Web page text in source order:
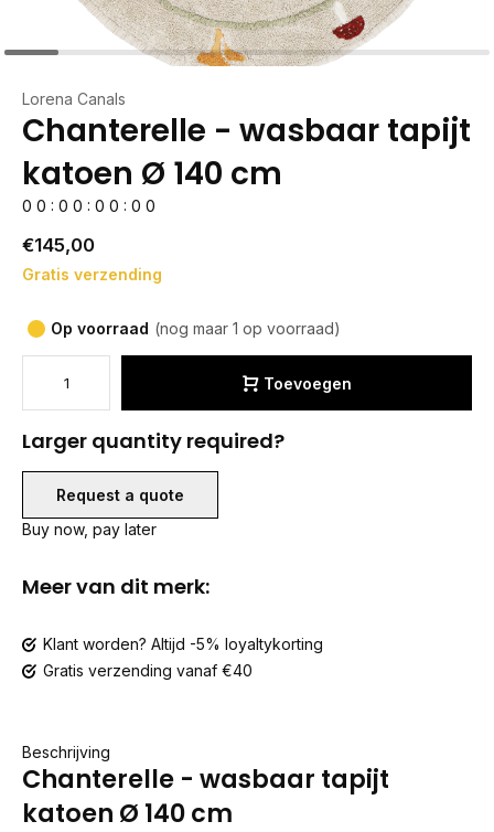
Lorena Canals
Chanterelle - wasbaar tapijt
katoen Ø 140 cm
0 0 : 0 0 : 0 0 : 0 0
€145,00
Gratis verzending
Op voorraad (nog maar 1 op voorraad)
Toevoegen
Larger quantity required?
Request a quote
Buy now, pay later
Meer van dit merk:
Klant worden? Altijd -5% loyaltykorting
Gratis verzending vanaf €40
Beschrijving
Chanterelle - wasbaar tapijt
katoen Ø 140 cm